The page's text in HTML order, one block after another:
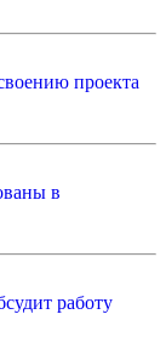
проекта
в
работу